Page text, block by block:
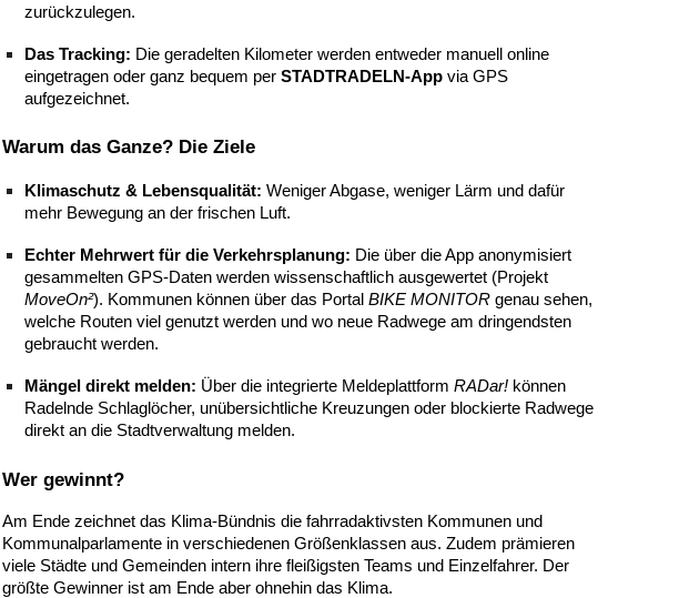
zurückzulegen.
Das Tracking: Die geradelten Kilometer werden entweder manuell online
eingetragen oder ganz bequem perSTADTRADELN-App via GPS
aufgezeichnet.
Warum das Ganze? Die Ziele
Klimaschutz & Lebensqualität: Weniger Abgase, weniger Lärm und dafür
mehr Bewegung an der frischen Luft.
Echter Mehrwert für die Verkehrsplanung: Die über die App anonymisiert
gesammelten GPS-Daten werden wissenschaftlich ausgewertet (Projekt
MoveOn²). Kommunen können über das PortalBIKE MONITOR genau sehen,
welche Routen viel genutzt werden und wo neue Radwege am dringendsten
gebraucht werden.
Mängel direkt melden: Über die integrierte MeldeplattformRADar! können
Radelnde Schlaglöcher, unübersichtliche Kreuzungen oder blockierte Radwege
direkt an die Stadtverwaltung melden.
Wer gewinnt?
Am Ende zeichnet das Klima-Bündnis die fahrradaktivsten Kommunen und
Kommunalparlamente in verschiedenen Größenklassen aus. Zudem prämieren
viele Städte und Gemeinden intern ihre fleißigsten Teams und Einzelfahrer. Der
größte Gewinner ist am Ende aber ohnehin das Klima.